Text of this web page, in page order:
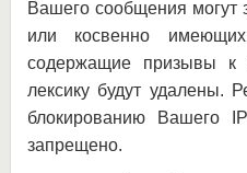
Вашего сообщения могут
или косвенно
содержащие призывы к
лексику будут удалены.
блокированию Вашего
запрещено.